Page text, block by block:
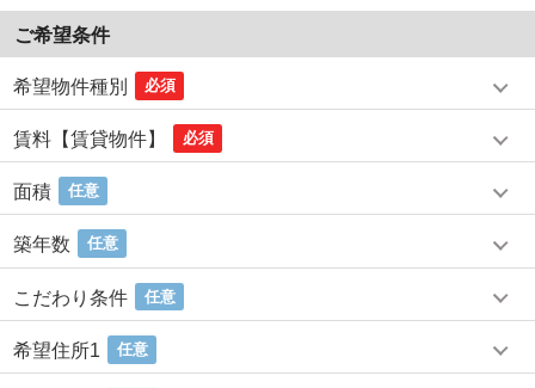
ご希望条件
希望物件種別 必須
賃料【賃貸物件】 必須
面積 任意
築年数 任意
こだわり条件 任意
希望住所1 任意